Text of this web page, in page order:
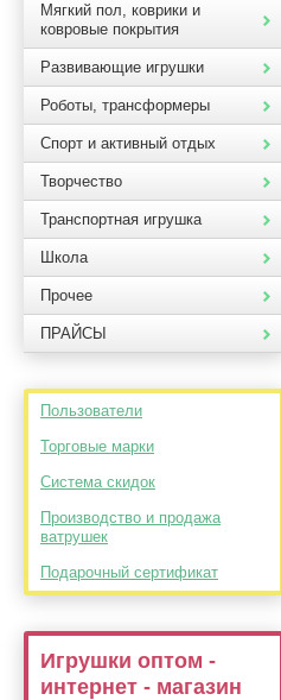
Мягкий пол, коврики и
ковровые покрытия
Развивающие игрушки
Роботы, трансформеры
Спорт и активный отдых
Творчество
Транспортная игрушка
Школа
Прочее
ПРАЙСЫ
Пользователи
Торговые марки
Система скидок
Производство и продажа
ватрушек
Подарочный сертификат
Игрушки оптом -
интернет - магазин